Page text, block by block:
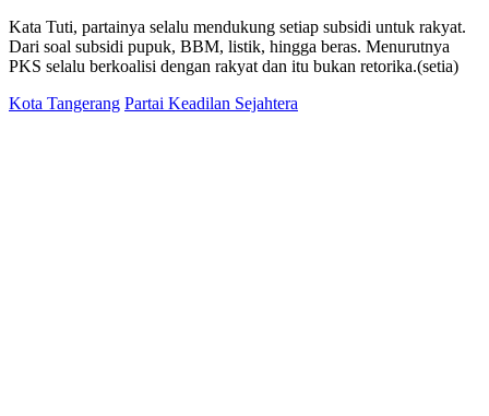
Kata Tuti, partainya selalu mendukung setiap subsidi untuk rakyat.
Dari soal subsidi pupuk, BBM, listik, hingga beras. Menurutnya
PKS selalu berkoalisi dengan rakyat dan itu bukan retorika.(setia)
Kota Tangerang Partai Keadilan Sejahtera